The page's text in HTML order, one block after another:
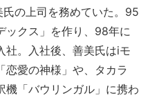
の上司を務めていた。95
ックス」を作り、98年に
社。入社後、善美氏はiモ
恋愛の神様」や、タカラ
機「バウリンガル」に携わ